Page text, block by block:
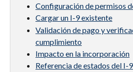
Configuración de permisos
Cargar un I-9 existente
Validación de pago y
cumplimiento
Impacto en la incorporación
Referencia de estados del I-9